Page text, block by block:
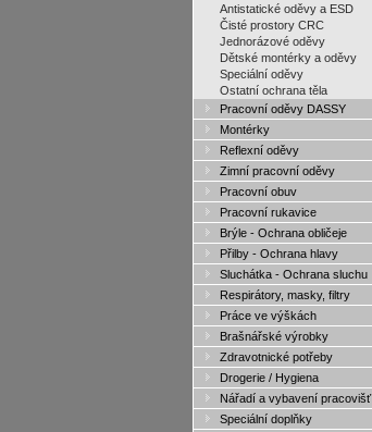
Antistatické oděvy a ESD
Čisté prostory CRC
Jednorázové oděvy
Dětské montérky a oděvy
Speciální oděvy
Ostatní ochrana těla
Pracovní oděvy DASSY
Montérky
Reflexní oděvy
Zimní pracovní oděvy
Pracovní obuv
Pracovní rukavice
Brýle - Ochrana obličeje
Přilby - Ochrana hlavy
Sluchátka - Ochrana sluchu
Respirátory, masky, filtry
Práce ve výškách
Brašnářské výrobky
Zdravotnické potřeby
Drogerie / Hygiena
Nářadí a vybavení pracovišť
Speciální doplňky